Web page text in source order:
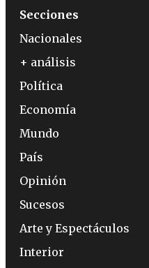
Secciones
Nacionales
+ análisis
Política
Economía
Mundo
País
Opinión
Sucesos
Arte y Espectáculos
Interior